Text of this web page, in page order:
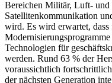
Bereichen Militär, Luft- und
Satellitenkommunikation
wird. Es wird erwartet,
Technologien für
werden. Rund 63 % der
voraussichtlich
der nächsten Generation